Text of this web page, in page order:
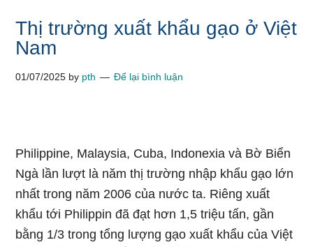
Thị trường xuất khẩu gạo ở Việt
Nam
01/07/2025 by pth Để lại bình luận
Philippine, Malaysia, Cuba, Indonexia và Bờ Biển
Ngà lần lượt là năm thị trường nhập khẩu gạo lớn
nhất trong năm 2006 của nước ta. Riêng xuất
khẩu tới Philippin đã đạt hơn 1,5 triệu tấn, gần
bằng 1/3 trong tổng lượng gạo xuất khẩu của Việt